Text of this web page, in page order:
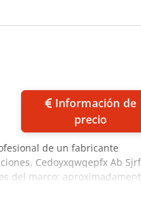
precio
de un fabricante
Cedoyxqwqepfx Ab
del marco:
automático del fleje. -